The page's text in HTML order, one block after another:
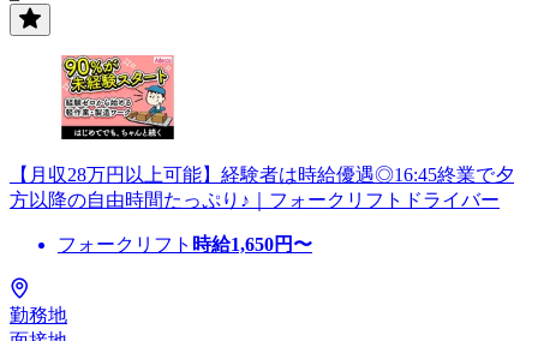
【月収28万円以上可能】経験者は時給優遇◎16:45終業で夕
方以降の自由時間たっぷり♪｜フォークリフトドライバー
フォークリフト 時給1,650円〜
勤務地